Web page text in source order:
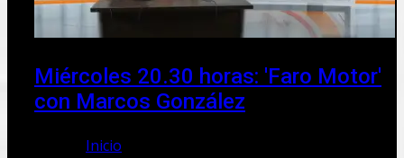
Miércoles 20.30 horas: 'Faro Motor'
con Marcos González
Inicio